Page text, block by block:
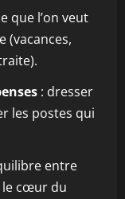
que l’on veut
(vacances,
: dresser
les postes qui
entre
le cœur du